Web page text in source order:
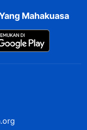
dasar.
mengatasi
mereka
segera dan
Mahakuasa